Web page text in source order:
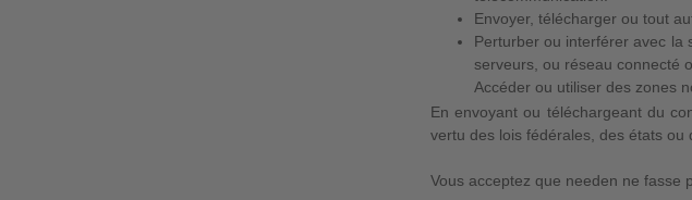
Envoyer, télécharger ou tout
Perturber ou interférer avec la
serveurs, ou réseau connecté
Accéder ou utiliser des zones
En envoyant ou téléchargeant du
vertu des lois fédérales, des états ou
Vous acceptez que needen ne fasse